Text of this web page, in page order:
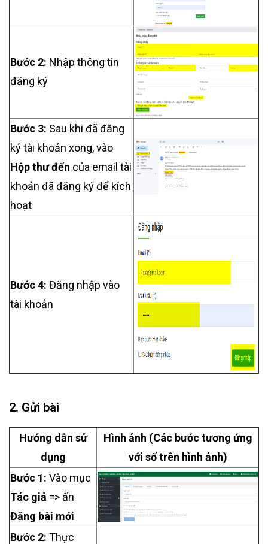
Bước 2: Nhập thông tin
đăng ký
Bước 3: Sau khi đã đăng
ký tài khoản xong, vào
Hộp thư đến của email tài
khoản đã đăng ký để kích
hoạt
Bước 4: Đăng nhập vào
tài khoản
2. Gửi bài
Hướng dẫn sử
dụng
Hình ảnh (Các bước tương ứng
với số trên hình ảnh)
Bước 1: Vào mục
Tác giả => ấn
Đăng bài mới
Bước 2: Thực